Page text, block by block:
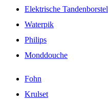
Elektrische Tandenborstel
Waterpik
Philips
Monddouche
Fohn
Krulset